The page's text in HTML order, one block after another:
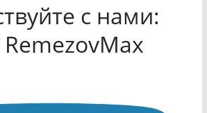
с нами: